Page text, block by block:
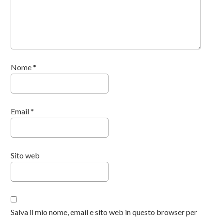
Nome*
Email*
Sito web
Salva il mio nome, email e sito web in questo browser per